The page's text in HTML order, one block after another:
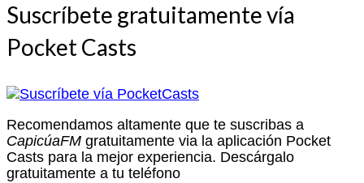
Suscríbete gratuitamente vía
Pocket Casts
Recomendamos altamente que te suscribas a
CapicúaFM gratuitamente via la aplicación Pocket
Casts para la mejor experiencia. Descárgalo
gratuitamente a tu teléfono